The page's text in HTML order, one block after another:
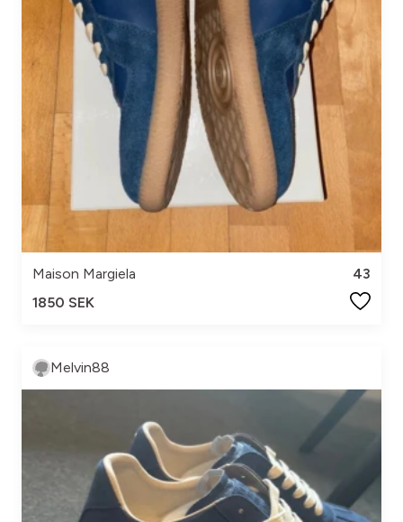
Maison Margiela
43
1850 SEK
Melvin88